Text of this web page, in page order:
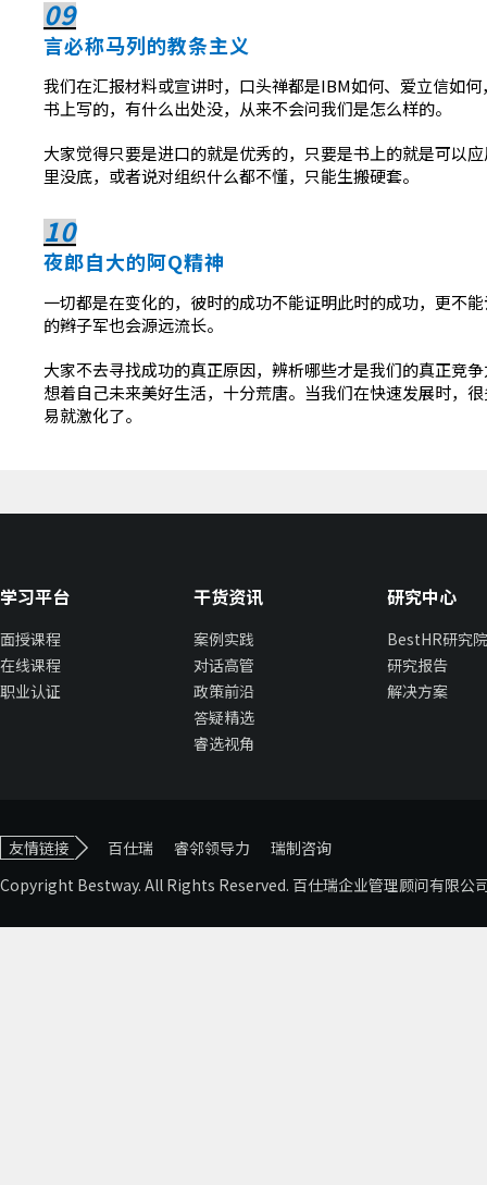
09
言必称马列的教条主义
我们在汇报材料或宣讲时，口头禅都是IBM如何、爱立信如
书上写的，有什么出处没，从来不会问我们是怎么样的。
大家觉得只要是进口的就是优秀的，只要是书上的就是可以
里没底，或者说对组织什么都不懂，只能生搬硬套。
10
夜郎自大的阿Q精神
一切都是在变化的，彼时的成功不能证明此时的成功，更不
的辫子军也会源远流长。
大家不去寻找成功的真正原因，辨析哪些才是我们的真正竞
想着自己未来美好生活，十分荒唐。当我们在快速发展时，
易就激化了。
学习平台
面授课程
在线课程
职业认证
干货资讯
案例实践
对话高管
政策前沿
答疑精选
睿选视角
研究中心
BestHR研究院
研究报告
解决方案
友情链接 百仕瑞 睿邻领导力
瑞制咨询
Copyright Bestway. All Rights Reserved. 百仕瑞企业管理顾问有限公